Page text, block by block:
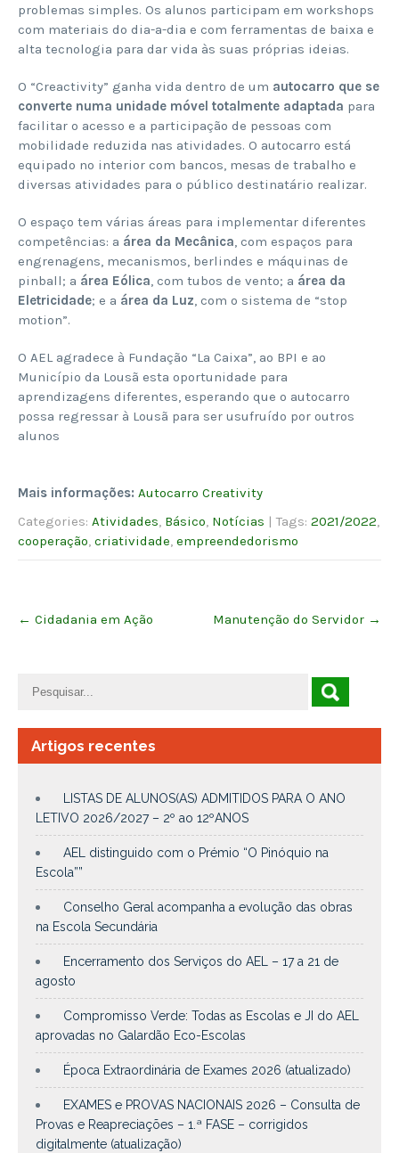
problemas simples. Os alunos participam em workshops
com materiais do dia-a-dia e com ferramentas de baixa e
alta tecnologia para dar vida às suas próprias ideias.
O “Creactivity” ganha vida dentro de um autocarro que se
converte numa unidade móvel totalmente adaptada para
facilitar o acesso e a participação de pessoas com
mobilidade reduzida nas atividades. O autocarro está
equipado no interior com bancos, mesas de trabalho e
diversas atividades para o público destinatário realizar.
O espaço tem várias áreas para implementar diferentes
competências: a área da Mecânica, com espaços para
engrenagens, mecanismos, berlindes e máquinas de
pinball; a área Eólica, com tubos de vento; a área da
Eletricidade; e a área da Luz, com o sistema de “stop
motion”.
O AEL agradece à Fundação “La Caixa”, ao BPI e ao
Município da Lousã esta oportunidade para
aprendizagens diferentes, esperando que o autocarro
possa regressar à Lousã para ser usufruído por outros
alunos
Mais informações: Autocarro Creativity
Categories: Atividades, Básico, Notícias | Tags: 2021/2022,
cooperação, criatividade, empreendedorismo
navigation
← Cidadania em Ação Manutenção do Servidor →
Artigos recentes
LISTAS DE ALUNOS(AS) ADMITIDOS PARA O ANO
LETIVO 2026/2027 – 2º ao 12ºANOS
AEL distinguido com o Prémio “O Pinóquio na
Escola””
Conselho Geral acompanha a evolução das obras
na Escola Secundária
Encerramento dos Serviços do AEL – 17 a 21 de
agosto
Compromisso Verde: Todas as Escolas e JI do AEL
aprovadas no Galardão Eco-Escolas
Época Extraordinária de Exames 2026 (atualizado)
EXAMES e PROVAS NACIONAIS 2026 – Consulta de
Provas e Reapreciações – 1.ª FASE – corrigidos
digitalmente (atualização)